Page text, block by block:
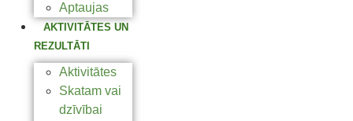
Aptaujas
AKTIVITĀTES UN
REZULTĀTI
Aktivitātes
Skatam vai
dzīvībai